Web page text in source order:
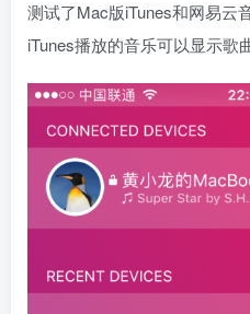
测试了Mac版iTunes和网易云
iTunes播放的音乐可以显示歌